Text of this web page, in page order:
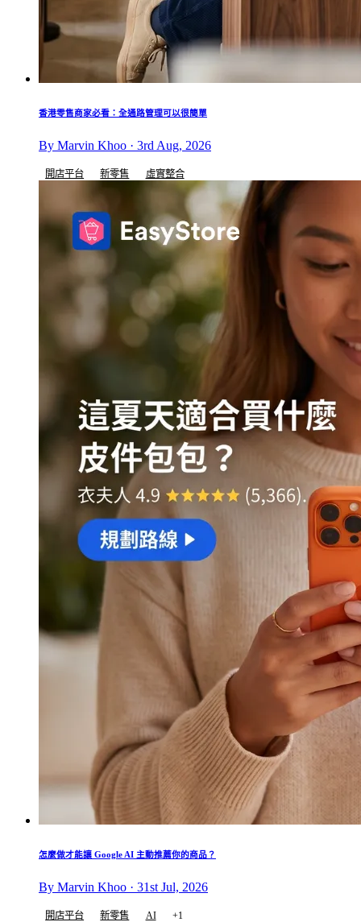
香港零售商家必看：全通路管理可以很簡單
By Marvin Khoo · 3rd Aug, 2026
開店平台 新零售 虛實整合
怎麼做才能讓 Google AI 主動推薦你的商品？
By Marvin Khoo · 31st Jul, 2026
開店平台 新零售 AI +1